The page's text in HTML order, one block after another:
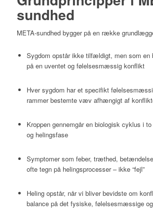
sundhed
META-sundhed bygger på en række
Sygdom opstår ikke tilfældigt, men som en
på en uventet og følelsesmæssig konflikt
Hver sygdom har et specifikt
rammer bestemte væv afhængigt af
Kroppen gennemgår en biologisk cyklus i
og helingsfase
Symptomer som feber, træthed,
ofte tegn på helingsprocesser – ikke “fejl”
Heling opstår, når vi bliver bevidste om
balance på det fysiske, følelsesmæssige